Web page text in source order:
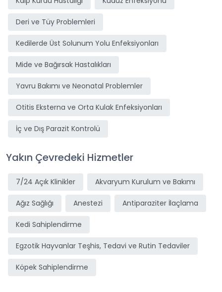
Deri ve Tüy Problemleri
Kedilerde Üst Solunum Yolu Enfeksiyonları
Mide ve Bağırsak Hastalıkları
Yavru Bakımı ve Neonatal Problemler
Otitis Eksterna ve Orta Kulak Enfeksiyonları
İç ve Dış Parazit Kontrolü
Yakın Çevredeki Hizmetler
7/24 Açık Klinikler Akvaryum Kurulum ve Bakımı
Ağız Sağlığı Anestezi Antiparaziter İlaçlama
Kedi Sahiplendirme
Egzotik Hayvanlar Teşhis, Tedavi ve Rutin Tedaviler
Köpek Sahiplendirme